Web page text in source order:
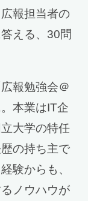
報担当者の
える、30問
報勉強会＠
本業はIT企
大学の特任
の持ち主で
験からも、
ノウハウが